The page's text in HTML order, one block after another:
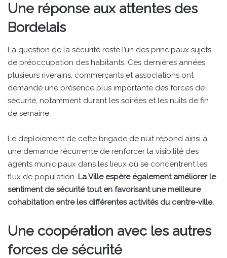
Une réponse aux attentes des
Bordelais
La question de la sécurité reste l’un des principaux sujets
de préoccupation des habitants. Ces dernières années,
plusieurs riverains, commerçants et associations ont
demandé une présence plus importante des forces de
sécurité, notamment durant les soirées et les nuits de fin
de semaine.
Le déploiement de cette brigade de nuit répond ainsi à
une demande récurrente de renforcer la visibilité des
agents municipaux dans les lieux où se concentrent les
flux de population. La Ville espère également améliorer le
sentiment de sécurité tout en favorisant une meilleure
cohabitation entre les différentes activités du centre-ville.
Une coopération avec les autres
forces de sécurité